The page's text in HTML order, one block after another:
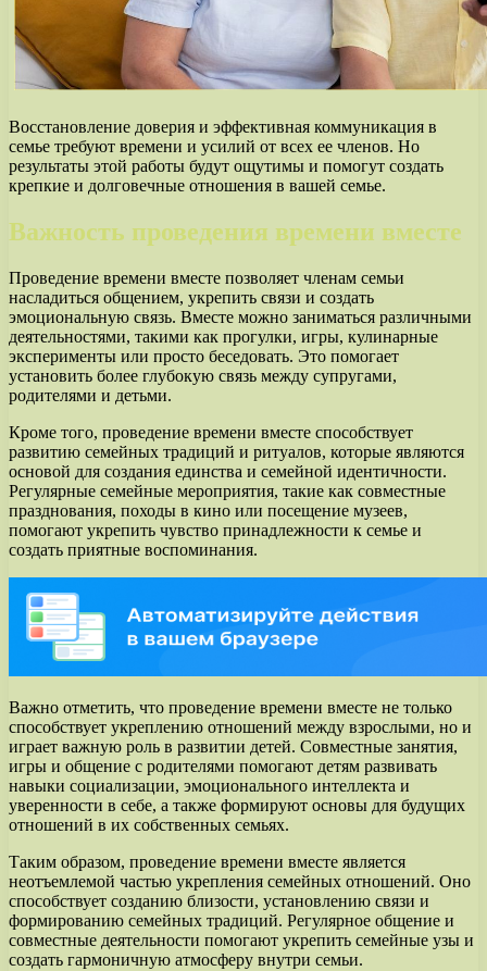
Восстановление доверия и эффективная коммуникация в
семье требуют времени и усилий от всех ее членов. Но
результаты этой работы будут ощутимы и помогут создать
крепкие и долговечные отношения в вашей семье.
Важность проведения времени вместе
Проведение времени вместе позволяет членам семьи
насладиться общением, укрепить связи и создать
эмоциональную связь. Вместе можно заниматься различными
деятельностями, такими как прогулки, игры, кулинарные
эксперименты или просто беседовать. Это помогает
установить более глубокую связь между супругами,
родителями и детьми.
Кроме того, проведение времени вместе способствует
развитию семейных традиций и ритуалов, которые являются
основой для создания единства и семейной идентичности.
Регулярные семейные мероприятия, такие как совместные
празднования, походы в кино или посещение музеев,
помогают укрепить чувство принадлежности к семье и
создать приятные воспоминания.
Важно отметить, что проведение времени вместе не только
способствует укреплению отношений между взрослыми, но и
играет важную роль в развитии детей. Совместные занятия,
игры и общение с родителями помогают детям развивать
навыки социализации, эмоционального интеллекта и
уверенности в себе, а также формируют основы для будущих
отношений в их собственных семьях.
Таким образом, проведение времени вместе является
неотъемлемой частью укрепления семейных отношений. Оно
способствует созданию близости, установлению связи и
формированию семейных традиций. Регулярное общение и
совместные деятельности помогают укрепить семейные узы и
создать гармоничную атмосферу внутри семьи.